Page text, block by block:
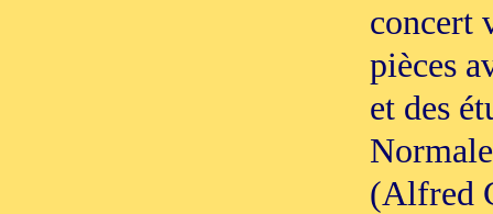
concert
pièces
et des
(Alfred